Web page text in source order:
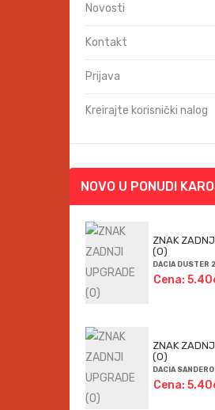
Novosti
Kontakt
Prijava
Kreirajte korisnički nalog
NOVO U PONUDI
ZNAK
(O)
DACIA DUSTER
Cena:
ZNAK
(O)
DACIA
Cena: